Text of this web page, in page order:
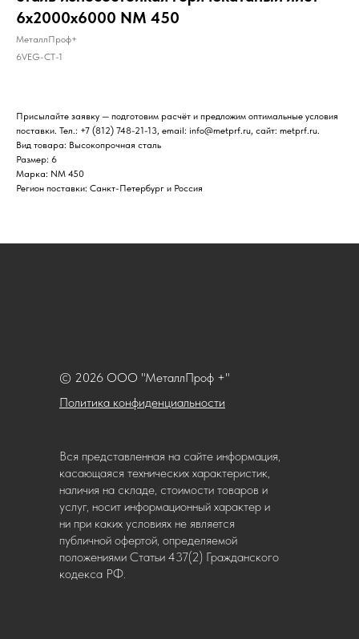
6х2000х6000 NM 450
МеталлПроф+
6VEG-CT-1
Присылайте заявку — подготовим расчёт и предложим оптимальные условия
поставки. Тел.: +7 (812) 748-21-13, email: info@metprf.ru, сайт: metprf.ru.
Вид товара: Высокопрочная сталь
Размер: 6
Марка: NM 450
Регион поставки: Санкт-Петербург и Россия
Политика конфиденциальности
© 2026 ООО "МеталлПроф +"
Вся представленная на сайте информация,
касающаяся технических характеристик,
наличия на складе, стоимости товаров и
услуг, носит информационный характер и
ни при каких условиях не является
публичной офертой, определяемой
положениями Статьи 437(2) Гражданского
кодекса РФ.